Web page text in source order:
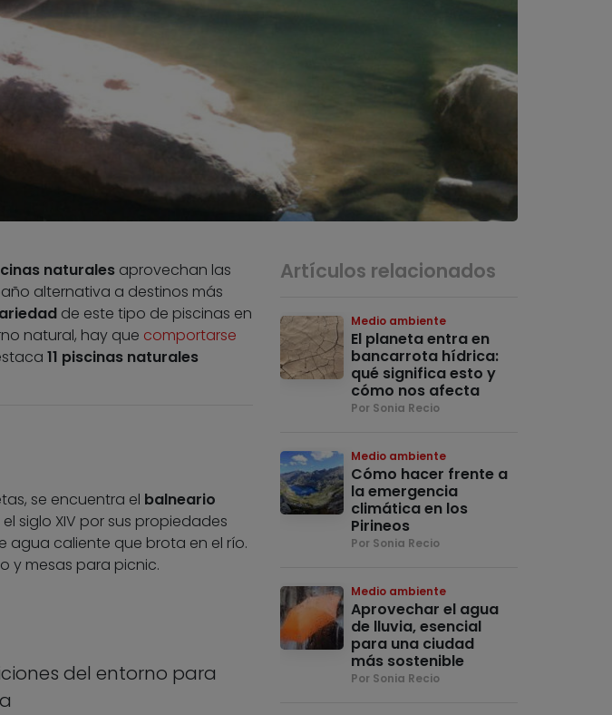
naturalesaprovechan las
alternativa a destinos más
de este tipo de piscinas en
natural, hay que comportarse
11 piscinas naturales
se encuentra el balneario
siglo XIV por sus propiedades
agua caliente que brota en el río.
y mesas para picnic.
del entorno para
Artículos relacionados
Medio ambiente
El planeta entra en
bancarrota hídrica:
qué significa esto y
cómo nos afecta
Por Sonia Recio
Medio ambiente
Cómo hacer frente a
la emergencia
climática en los
Pirineos
Por Sonia Recio
Medio ambiente
Aprovechar el agua
de lluvia, esencial
para una ciudad
más sostenible
Por Sonia Recio